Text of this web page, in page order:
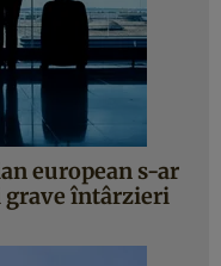
european s-ar
grave întârzieri